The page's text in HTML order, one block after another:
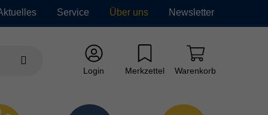
Service Über uns Newsletter
Login Merkzettel Warenkorb